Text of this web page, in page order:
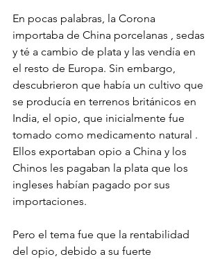
En pocas palabras, la Corona
importaba de China porcelanas , sedas
y té a cambio de plata y las vendía en
el resto de Europa. Sin embargo,
descubrieron que había un cultivo que
se producía en terrenos británicos en
India, el opio, que inicialmente fue
tomado como medicamento natural .
Ellos exportaban opio a China y los
Chinos les pagaban la plata que los
ingleses habían pagado por sus
importaciones.
Pero el tema fue que la rentabilidad
del opio, debido a su fuerte